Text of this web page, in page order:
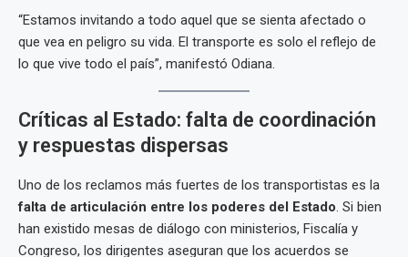
“Estamos invitando a todo aquel que se sienta afectado o
que vea en peligro su vida. El transporte es solo el reflejo de
lo que vive todo el país”, manifestó Odiana.
Críticas al Estado: falta de coordinación
y respuestas dispersas
Uno de los reclamos más fuertes de los transportistas es la
falta de articulación entre los poderes del Estado. Si bien
han existido mesas de diálogo con ministerios, Fiscalía y
Congreso, los dirigentes aseguran que los acuerdos se